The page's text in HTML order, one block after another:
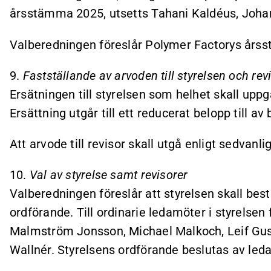
årsstämma 2025, utsetts Tahani Kaldéus,
Valberedningen föreslår Polymer Factorys
9. Fastställande av arvoden till styrelsen och
Ersätningen till styrelsen som helhet skall
Ersättning utgår till ett reducerat belopp till
Att arvode till revisor skall utgå enligt
10. Val av styrelse samt revisorer
Valberedningen föreslår att styrelsen skall
ordförande. Till ordinarie ledamöter i
Malmström Jonsson, Michael Malkoch, Leif
Wallnér. Styrelsens ordförande beslutas av